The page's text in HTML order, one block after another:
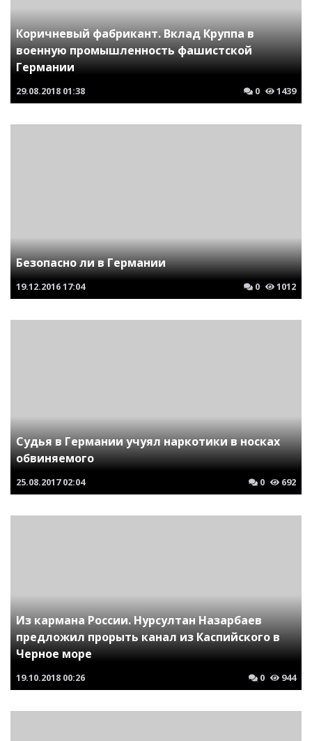
Коричневый фабрикант. Вклад Круппа в
военную промышленность фашистской
Германии
29.08.2018 01:38 0 1439
Безопасно ли в Германии
19.12.201617:04 0 1012
Судья в Германии учуял наркотики в носках
обвиняемого
25.08.2017 02:04 0 692
Из кармана России. Нурсултан Назарбаев
предложил прорыть канал из Каспийского в
Черное море
19.10.2018 00:26 0 944